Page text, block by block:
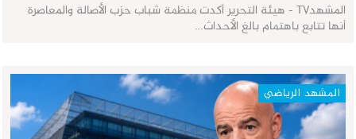
المشهدTV - هيئة التحرير أكدت منظمة شباب حزب الأصالة والمعاصرة
أنها تتابع باهتمام بالغ الأحداث…
المشهد الرياضي